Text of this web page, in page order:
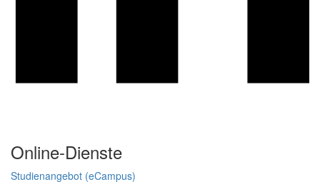
Online-Dienste
Studienangebot (eCampus)